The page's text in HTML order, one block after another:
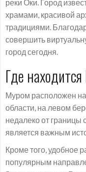
реки Оки. Город
храмами, красивой
традициями.
совершить
город сегодня.
Где
Муром расположен
области, на левом
недалеко от границы
является важным
Кроме того, удобное
популярным